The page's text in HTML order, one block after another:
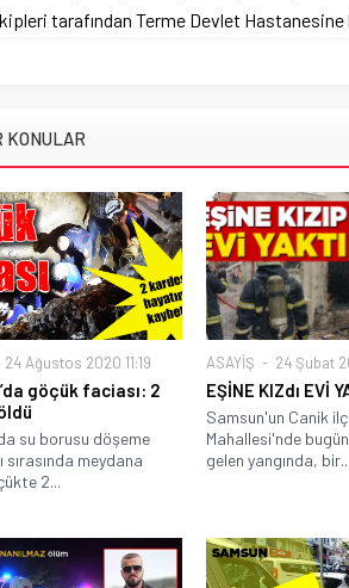
tarafından Terme Devlet Hastanesine
KONULAR
24 Ağustos 2020 11:19
göçük faciası: 2
su borusu döşeme
sırasında meydana
2...
ASAYİŞ 24 Şubat
EŞİNE KIZdı EVİ
Samsun'un Canik
Mahallesi'nde
gelen yangında, bir...